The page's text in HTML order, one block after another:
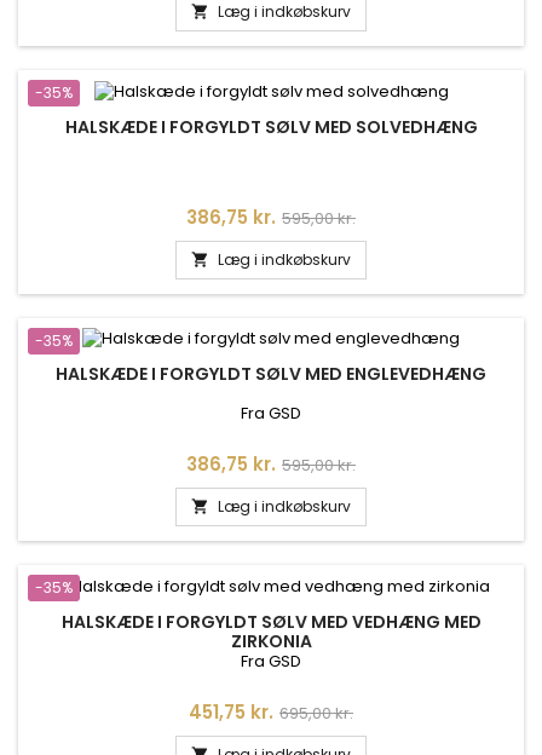
 Læg i indkøbskurv
-35%
HALSKÆDE I FORGYLDT SØLV MED SOLVEDHÆNG
Pris
386,75 kr. Normalpris
595,00 kr.
 Læg i indkøbskurv
-35%
HALSKÆDE I FORGYLDT SØLV MED ENGLEVEDHÆNG
Fra GSD
Pris
386,75 kr. Normalpris
595,00 kr.
 Læg i indkøbskurv
-35%
HALSKÆDE I FORGYLDT SØLV MED VEDHÆNG MED
ZIRKONIA
Fra GSD
Pris
451,75 kr. Normalpris
695,00 kr.